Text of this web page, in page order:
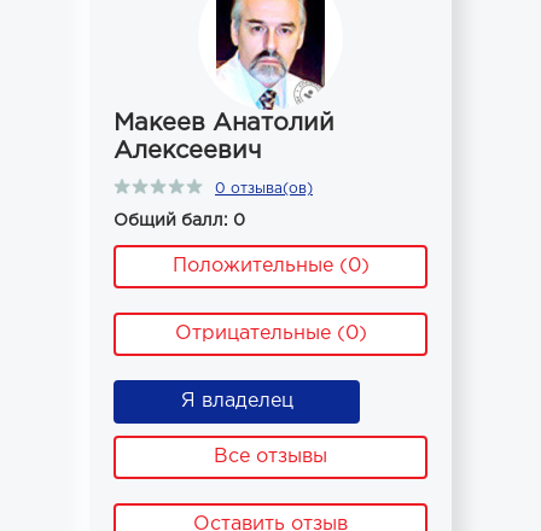
Макеев Анатолий
Алексеевич
0 отзыва(ов)
Общий балл: 0
Положительные (0)
Отрицательные (0)
Я владелец
Все отзывы
Оставить отзыв